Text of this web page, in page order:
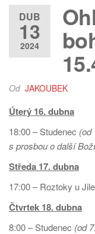
DUB
13
2024
Od JAKOUBEK
Úterý 16. dubna
18:00 – Studenec (od
s prosbou o další
Středa 17. dubna
17:00 – Roztoky u
Čtvrtek 18. dubna
8:00 – Studenec (od